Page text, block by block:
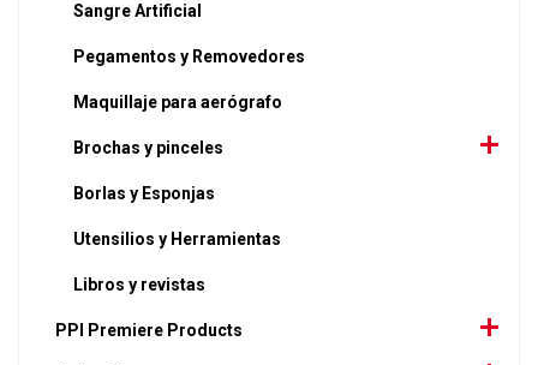
Sangre Artificial
Pegamentos y Removedores
Maquillaje para aerógrafo
Brochas y pinceles
Borlas y Esponjas
Utensilios y Herramientas
Libros y revistas
PPI Premiere Products